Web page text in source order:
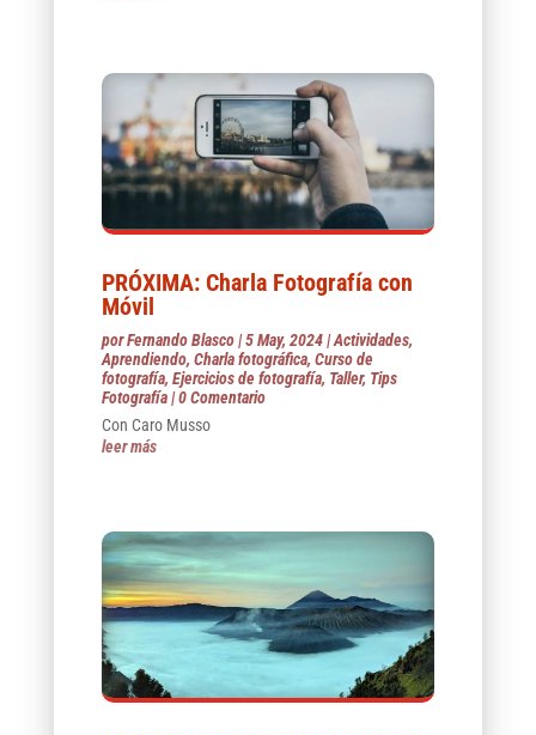
PRÓXIMA: Charla Fotografía con
Móvil
porFernando Blasco|5 May, 2024|Actividades,
Aprendiendo, Charla fotográfica, Curso de
fotografía, Ejercicios de fotografía, Taller, Tips
Fotografía| 0 Comentario
Con Caro Musso
leer más